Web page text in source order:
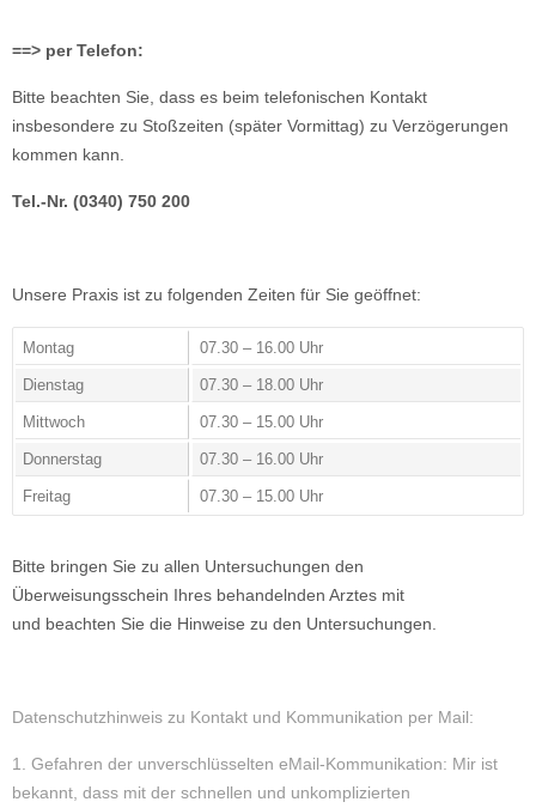
==> per Telefon:
Bitte beachten Sie, dass es beim telefonischen Kontakt
insbesondere zu Stoßzeiten (später Vormittag) zu Verzögerungen
kommen kann.
Tel.-Nr. (0340) 750 200
Unsere Praxis ist zu folgenden Zeiten für Sie geöffnet:
Montag 07.30 – 16.00 Uhr
Dienstag 07.30 – 18.00 Uhr
Mittwoch 07.30 – 15.00 Uhr
Donnerstag 07.30 – 16.00 Uhr
Freitag 07.30 – 15.00 Uhr
Bitte bringen Sie zu allen Untersuchungen den
Überweisungsschein Ihres behandelnden Arztes mit
und beachten Sie die Hinweise zu den Untersuchungen.
Datenschutzhinweis zu Kontakt und Kommunikation per Mail:
1. Gefahren der unverschlüsselten eMail-Kommunikation: Mir ist
bekannt, dass mit der schnellen und unkomplizierten